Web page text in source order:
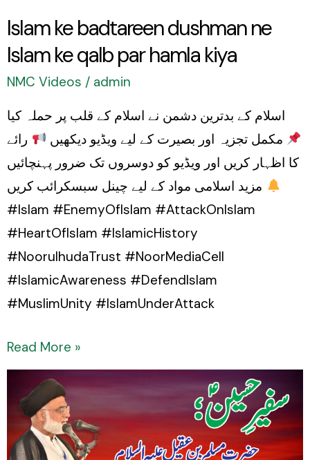
Islam ke badtareen dushman ne
Islam ke qalb par hamla kiya
NMC Videos / admin
اسلام کے بدترین دشمن نے اسلام کے قلب پر حملہ کیا
مکمل تجزیہ اور بصیرت کے لیے ویڈیو دیکھیں
رائے
کا اظہار کریں اور ویڈیو کو دوسروں تک ضرور پہنچائیں
مزید اسلامی مواد کے لیے چینل سبسکرائب کریں
#Islam #EnemyOfIslam #AttackOnIslam
#HeartOfIslam #IslamicHistory
#NoorulhudaTrust #NoorMediaCell
#IslamicAwareness #DefendIslam
#MuslimUnity #IslamUnderAttack
par
hamla
kiya
Read More »
Wafa-
daari
ki
Meraaj: